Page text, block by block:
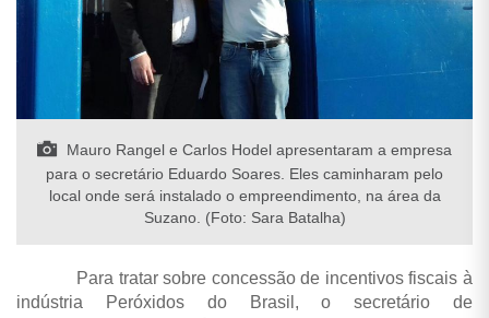
Mauro Rangel e Carlos Hodel apresentaram a empresa
para o secretário Eduardo Soares. Eles caminharam pelo
local onde será instalado o empreendimento, na área da
Suzano. (Foto: Sara Batalha)
Para tratar sobre concessão de incentivos fiscais à
indústria Peróxidos do Brasil, o secretário de